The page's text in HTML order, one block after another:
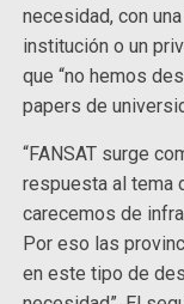
necesidad, con
institución o un
que “no hemos
papers de
“FANSAT surge
respuesta al tema
carecemos de
Por eso las
en este tipo de